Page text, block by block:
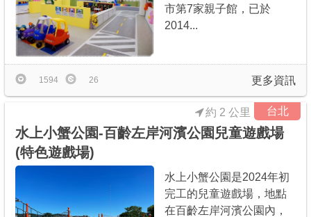
市第7家親子館，已於
2014...
更多資訊
1594 26
台北
水上小蟹公園-百齡左岸河濱公園兒童遊戲場
(特色遊戲場)
約 2 公里
水上小蟹公園是2024年初
完工的兒童遊戲場，地點
在百齡左岸河濱公園內，